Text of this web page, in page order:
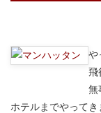
や
飛
無
ホテルまでやってき